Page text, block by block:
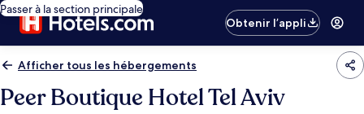
Passer à la section principale
Obtenir l’appli
Afficher tous les hébergements
Peer Boutique Hotel Tel Aviv